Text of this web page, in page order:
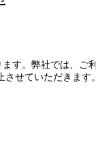
す。弊社では、ご利
せていただきます。